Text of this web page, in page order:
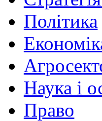
Політика
Наука і
Право